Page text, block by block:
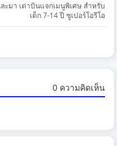
ะมา เต่าบินแจกเมนูพิเศษ สำหรับ
เด็ก 7-14 ปี ซูเปอร์โอรีโอ
0 ความคิดเห็น